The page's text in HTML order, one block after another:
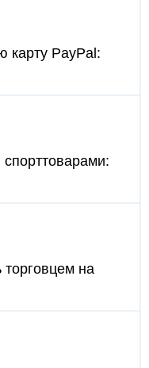
карту PayPal:
торговцем на